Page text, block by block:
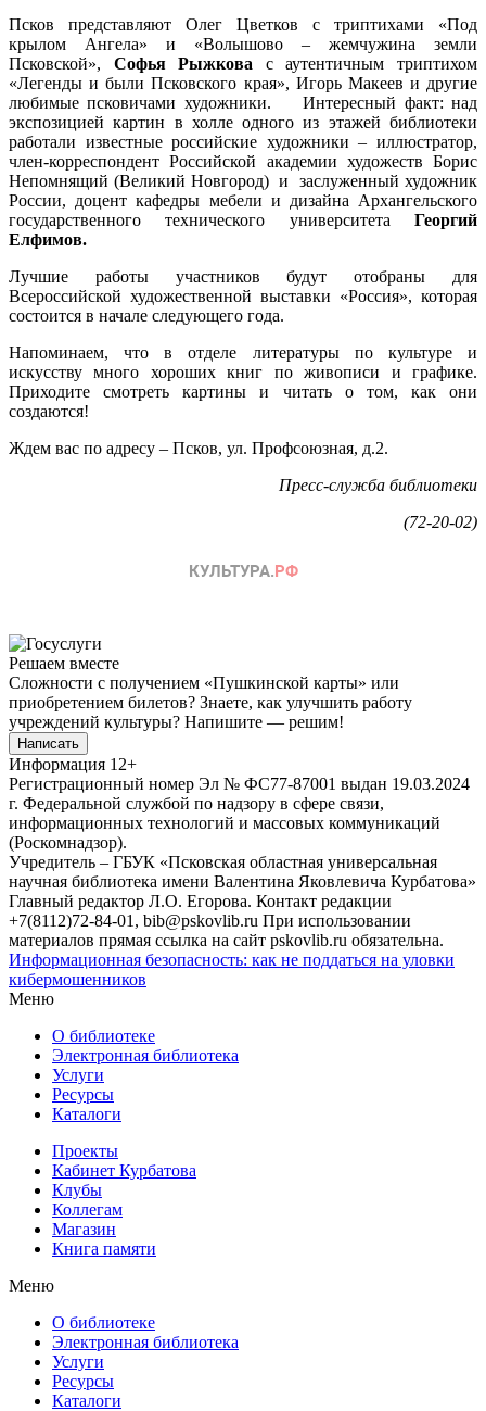
Псков представляют Олег Цветков с триптихами «Под
крылом Ангела» и «Волышово – жемчужина земли
Псковской», Софья Рыжкова с аутентичным триптихом
«Легенды и были Псковского края», Игорь Макеев и другие
любимые псковичами художники. Интересный факт: над
экспозицией картин в холле одного из этажей библиотеки
работали известные российские художники – иллюстратор,
член-корреспондент Российской академии художеств Борис
Непомнящий (Великий Новгород) и заслуженный художник
России, доцент кафедры мебели и дизайна Архангельского
государственного технического университета Георгий
Елфимов.
Лучшие работы участников будут отобраны для
Всероссийской художественной выставки «Россия», которая
состоится в начале следующего года.
Напоминаем, что в отделе литературы по культуре и
искусству много хороших книг по живописи и графике.
Приходите смотреть картины и читать о том, как они
создаются!
Ждем вас по адресу – Псков, ул. Профсоюзная, д.2.
Пресс-служба библиотеки
(72-20-02)
Решаем вместе
Сложности с получением «Пушкинской карты» или
приобретением билетов? Знаете, как улучшить работу
учреждений культуры? Напишите — решим!
Написать
Информация 12+
Регистрационный номер Эл № ФС77-87001 выдан 19.03.2024
г. Федеральной службой по надзору в сфере связи,
информационных технологий и массовых коммуникаций
(Роскомнадзор).
Учредитель – ГБУК «Псковская областная универсальная
научная библиотека имени Валентина Яковлевича Курбатова»
Главный редактор Л.О. Егорова. Контакт редакции
+7(8112)72-84-01, bib@pskovlib.ru При использовании
материалов прямая ссылка на сайт pskovlib.ru обязательна.
Информационная безопасность: как не поддаться на уловки
кибермошенников
Меню
О библиотеке
Электронная библиотека
Услуги
Ресурсы
Каталоги
Проекты
Кабинет Курбатова
Клубы
Коллегам
Магазин
Книга памяти
Меню
О библиотеке
Электронная библиотека
Услуги
Ресурсы
Каталоги